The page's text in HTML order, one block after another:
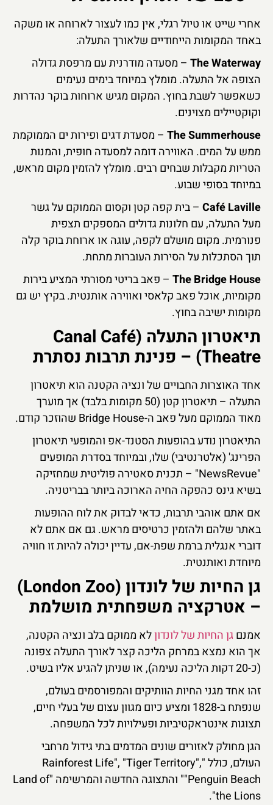
אחרי שייט או טיול רגלי, אין כמו לעצור לארוחה או משקה
באחד המקומות הייחודיים שלאורך התעלה:
The Waterway – מסעדה מודרנית עם מרפסת גדולה
הצופה אל התעלה. מומלץ במיוחד בימים נעימים
כשאפשר לשבת בחוץ. המקום מגיש ארוחות בוקר נהדרות
וקוקטיילים מצוינים.
The Summerhouse – מסעדת דגים ופירות ים הממוקמת
ממש על המים. האווירה דומה למסעדה חופית, והמנות
הטריות מקבלות שבחים רבים. מומלץ להזמין מקום מראש,
במיוחד בסופי שבוע.
Café Laville – בית קפה קטן וקסום הממוקם על גשר
מעל התעלה, עם חלונות גדולים המספקים תצפית
פנורמית. מקום מושלם לקפה, עוגה או ארוחת בוקר קלה
תוך הסתכלות על הסירות העוברות מתחת.
The Bridge House – פאב בריטי מסורתי המציע בירות
מקומיות, אוכל פאב קלאסי ואווירה אותנטית. בקיץ יש גם
מקומות ישיבה בחוץ.
תיאטרון התעלה (Canal Café
Theatre) – פנינת תרבות נסתרת
אחד האוצרות החבויים של ונציה הקטנה הוא תיאטרון
התעלה – תיאטרון קטן (50 מקומות בלבד) אך מוערך
מאוד הממוקם מעל פאב ה-Bridge House שהוזכר קודם.
התיאטרון נודע בהופעות הסטנד-אפ והמופעי תיאטרון
הפרינג' (אלטרנטיבי) שלו, ובמיוחד בסדרת המופעים
"NewsRevue" – תכנית סאטירה פוליטית שמחזיקה
בשיא גינס כהפקה החיה הארוכה ביותר בבריטניה.
אם אתם אוהבי תרבות, כדאי לבדוק את לוח ההופעות
באתר שלהם ולהזמין כרטיסים מראש. גם אם אתם לא
דוברי אנגלית ברמת שפת-אם, עדיין יכולה להיות זו חוויה
מיוחדת ואותנטית.
גן החיות של לונדון (London Zoo)
– אטרקציה משפחתית מושלמת
אמנםגן החיות של לונדוןלא ממוקם בלב ונציה הקטנה,
אך הוא נמצא במרחק הליכה קצר לאורך התעלה צפונה
(כ-20 דקות הליכה נעימה), או שניתן להגיע אליו בשיט.
זהו אחד מגני החיות הוותיקים והמפורסמים בעולם,
שנפתח ב-1828 ומציע כיום מגוון עצום של בעלי חיים,
תצוגות אינטראקטיביות ופעילויות לכל המשפחה.
הגן מחולק לאזורים שונים המדמים בתי גידול מרחבי
העולם, כולל "Rainforest Life", "Tiger Territory",
"Penguin Beach" והתצוגה החדשה והמרשימה "Land of
the Lions".